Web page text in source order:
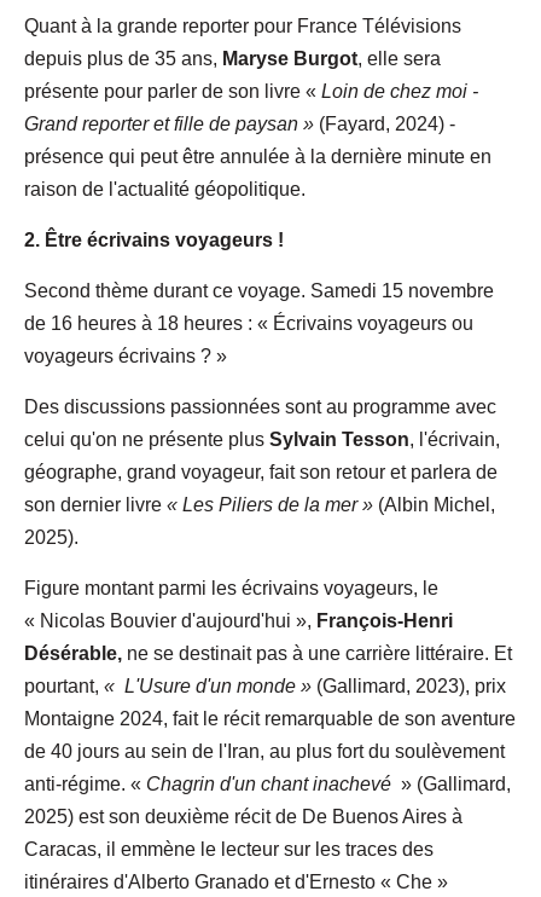
Quant à la grande reporter pour France Télévisions
depuis plus de 35 ans, Maryse Burgot, elle sera
présente pour parler de son livre « Loin de chez moi -
Grand reporter et fille de paysan » (Fayard, 2024) -
présence qui peut être annulée à la dernière minute en
raison de l'actualité géopolitique.
2. Être écrivains voyageurs !
Second thème durant ce voyage. Samedi 15 novembre
de 16 heures à 18 heures : « Écrivains voyageurs ou
voyageurs écrivains ? »
Des discussions passionnées sont au programme avec
celui qu'on ne présente plus Sylvain Tesson, l'écrivain,
géographe, grand voyageur, fait son retour et parlera de
son dernier livre « Les Piliers de la mer » (Albin Michel,
2025).
Figure montant parmi les écrivains voyageurs, le
« Nicolas Bouvier d'aujourd'hui », François-Henri
Désérable, ne se destinait pas à une carrière littéraire. Et
pourtant, « L'Usure d'un monde » (Gallimard, 2023), prix
Montaigne 2024, fait le récit remarquable de son aventure
de 40 jours au sein de l'Iran, au plus fort du soulèvement
anti-régime. « Chagrin d'un chant inachevé » (Gallimard,
2025) est son deuxième récit de De Buenos Aires à
Caracas, il emmène le lecteur sur les traces des
itinéraires d'Alberto Granado et d'Ernesto « Che »